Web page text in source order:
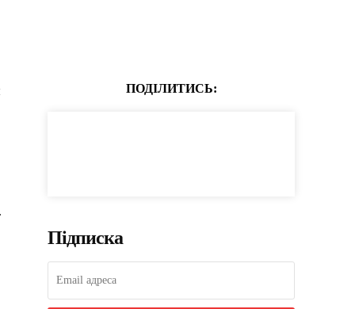
ПОДІЛИТИСЬ:
Підписка